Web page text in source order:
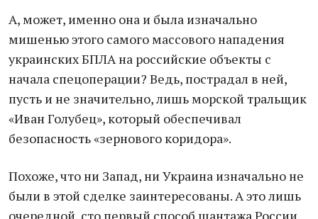
А, может, именно она и была изначально
мишенью этого самого массового нападения
украинских БПЛА на российские объекты с
начала спецоперации? Ведь, пострадал в ней,
пусть и не значительно, лишь морской тральщик
«Иван Голубец», который обеспечивал
безопасность «зернового коридора».
Похоже, что ни Запад, ни Украина изначально не
были в этой сделке заинтересованы. А это лишь
очередной, сто первый способ шантажа России.